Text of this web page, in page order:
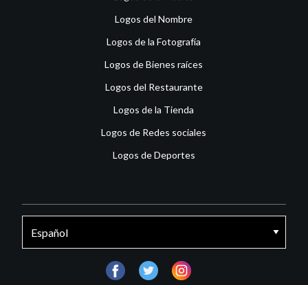
Logos del Nombre
Logos de la Fotografía
Logos de Bienes raíces
Logos del Restaurante
Logos de la Tienda
Logos de Redes sociales
Logos de Deportes
facebooktwitter instagram